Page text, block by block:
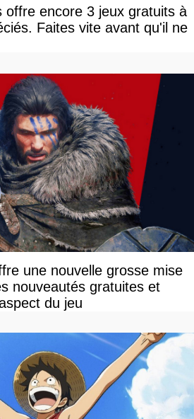
offre encore 3 jeux gratuits à
Faites vite avant qu'il ne
une nouvelle grosse mise
nouveautés gratuites et
du jeu